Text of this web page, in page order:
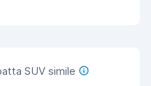
SUV simile